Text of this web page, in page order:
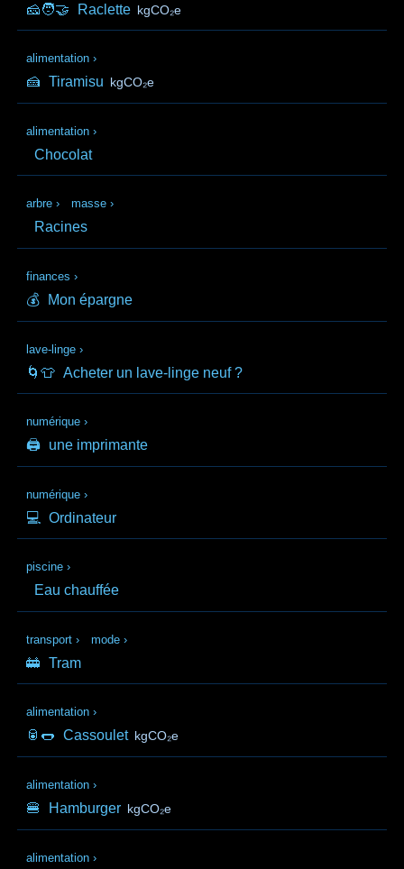
🧀🧑‍🤝‍ Raclette kgCO₂e
alimentation ›
🍰 Tiramisu kgCO₂e
alimentation ›
Chocolat
arbre › masse ›
Racines
finances ›
💰 Mon épargne
lave-linge ›
🌀👕 Acheter un lave-linge neuf ?
numérique ›
🖨️ une imprimante
numérique ›
💻 Ordinateur
piscine ›
Eau chauffée
transport › mode ›
🚋 Tram
alimentation ›
🥫🌭 Cassoulet kgCO₂e
alimentation ›
🍔 Hamburger kgCO₂e
alimentation ›